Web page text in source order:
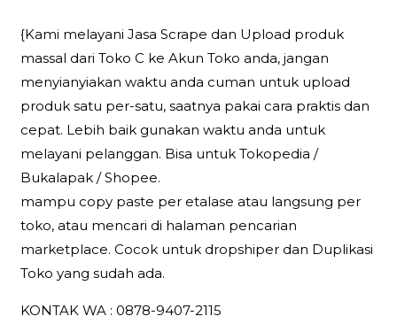
{Kami melayani Jasa Scrape dan Upload produk
massal dari Toko C ke Akun Toko anda, jangan
menyianyiakan waktu anda cuman untuk upload
produk satu per-satu, saatnya pakai cara praktis dan
cepat. Lebih baik gunakan waktu anda untuk
melayani pelanggan. Bisa untuk Tokopedia /
Bukalapak / Shopee.
mampu copy paste per etalase atau langsung per
toko, atau mencari di halaman pencarian
marketplace. Cocok untuk dropshiper dan Duplikasi
Toko yang sudah ada.
KONTAK WA : 0878-9407-2115